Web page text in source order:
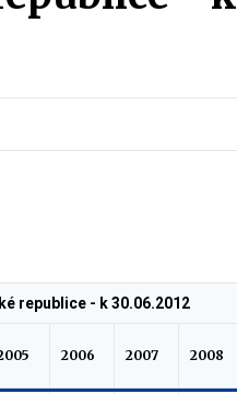
republice - k 30.06.2012
2006 2007 2008